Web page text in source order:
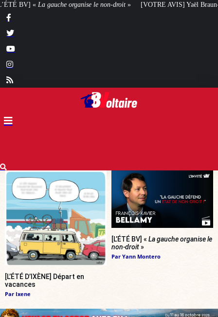
le non-droit» [VOTRE AVIS] Yaël Braun-Pivet doit-elle renoncer à
[L’ÉTÉ D’IXÈNE] Départ en
vacances
Par Ixene
[L’ÉTÉ BV] « La gauche organise le
non-droit»
Par Yann Montero